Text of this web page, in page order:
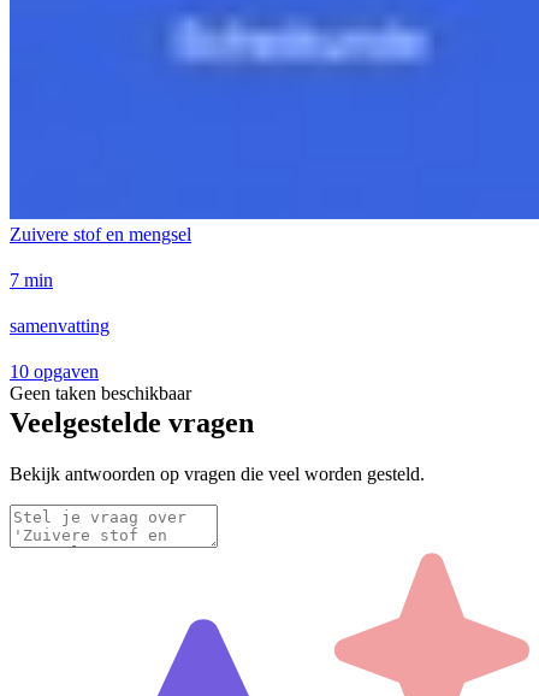
Zuivere stof en mengsel
7 min
samenvatting
10 opgaven
Geen taken beschikbaar
Veelgestelde vragen
Bekijk antwoorden op vragen die veel worden gesteld.